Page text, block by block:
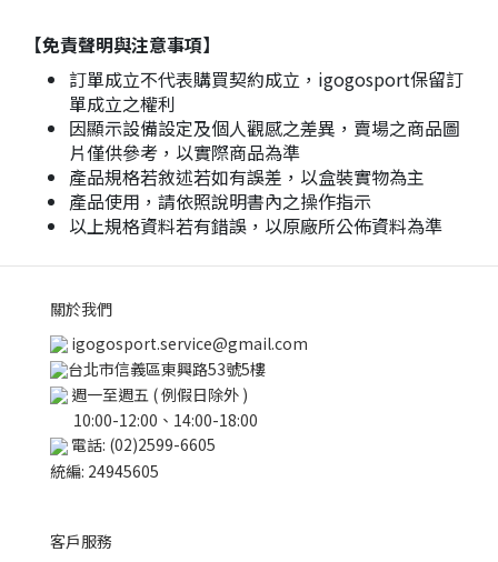
【免責聲明與注意事項】
訂單成立不代表購買契約成立，igogosport保留訂
單成立之權利
因顯示設備設定及個人觀感之差異，賣場之商品圖
片僅供參考，以實際商品為準
產品規格若敘述若如有誤差，以盒裝實物為主
產品使用，請依照說明書內之操作指示
以上規格資料若有錯誤，以原廠所公佈資料為準
關於我們
igogosport.service@gmail.com
台北市信義區東興路53號5樓
週一至週五 ( 例假日除外 )
10:00-12:00、14:00-18:00
電話: (02)2599-6605
統編: 24945605
客戶服務